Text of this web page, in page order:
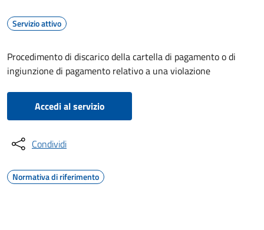
Servizio attivo
Procedimento di discarico della cartella di pagamento o di
ingiunzione di pagamento relativo a una violazione
Accedi al servizio
Condividi
Normativa di riferimento